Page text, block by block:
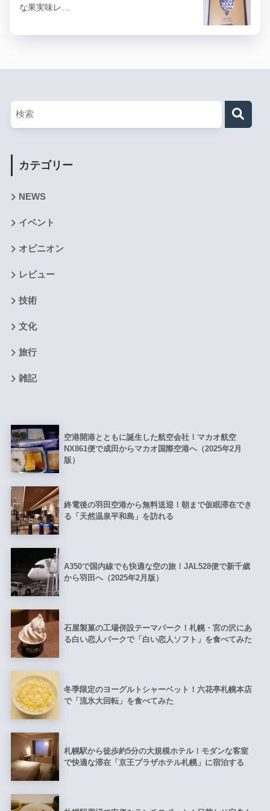
な果実味レ…
カテゴリー
NEWS
イベント
オピニオン
レビュー
技術
文化
旅行
雑記
空港開港とともに誕生した航空会社！マカオ航空
NX861便で成田からマカオ国際空港へ（2025年2月
版）
終電後の羽田空港から無料送迎！朝まで仮眠滞在でき
る「天然温泉平和島」を訪れる
A350で国内線でも快適な空の旅！JAL528便で新千歳
から羽田へ（2025年2月版）
石屋製菓の工場併設テーマパーク！札幌・宮の沢にあ
る白い恋人パークで「白い恋人ソフト」を食べてみた
冬季限定のヨーグルトシャーベット！六花亭札幌本店
で「流氷大回転」を食べてみた
札幌駅から徒歩約5分の大規模ホテル！モダンな客室
で快適な滞在「京王プラザホテル札幌」に宿泊する